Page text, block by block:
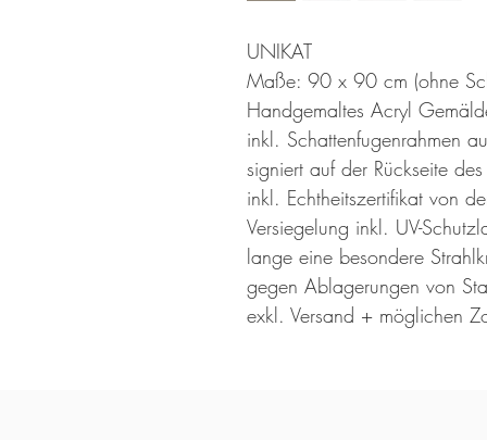
UNIKAT
Maße: 90 x 90 cm (ohne
Handgemaltes Acryl
inkl. Schattenfugenrahmen
signiert auf der Rückseite
inkl. Echtheitszertifikat von
Versiegelung inkl. UV-
lange eine besondere
gegen Ablagerungen von
exkl. Versand + möglichen